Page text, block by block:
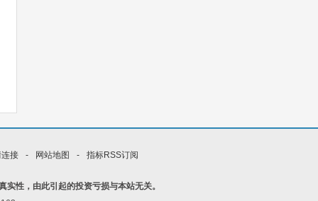
接 - 网站地图 - 指标RSS订阅
性，由此引起的投资亏损与本站无关。